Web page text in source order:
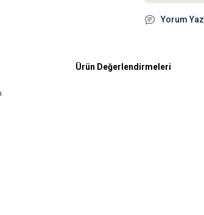
Yorum Yaz
Ürün Değerlendirmeleri